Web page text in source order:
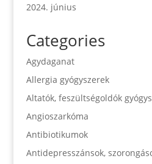
2024. június
Categories
Agydaganat
Allergia gyógyszerek
Altatók, feszültségoldók
Angioszarkóma
Antibiotikumok
Antidepresszánsok,